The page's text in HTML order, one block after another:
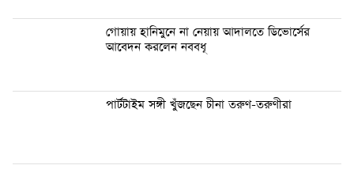
গোয়ায় হানিমুনে না নেয়ায় আদালতে ডিভোর্সের
আবেদন করলেন নববধূ
পার্টটাইম সঙ্গী খুঁজছেন চীনা তরুণ-তরুণীরা